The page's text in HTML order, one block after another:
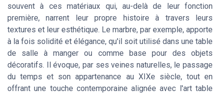
souvent à ces matériaux qui, au-delà de leur fonction
première, narrent leur propre histoire à travers leurs
textures et leur esthétique. Le marbre, par exemple, apporte
à la fois solidité et élégance, qu'il soit utilisé dans une table
de salle à manger ou comme base pour des objets
décoratifs. Il évoque, par ses veines naturelles, le passage
du temps et son appartenance au XIXe siècle, tout en
offrant une touche contemporaine alignée avec l'art table